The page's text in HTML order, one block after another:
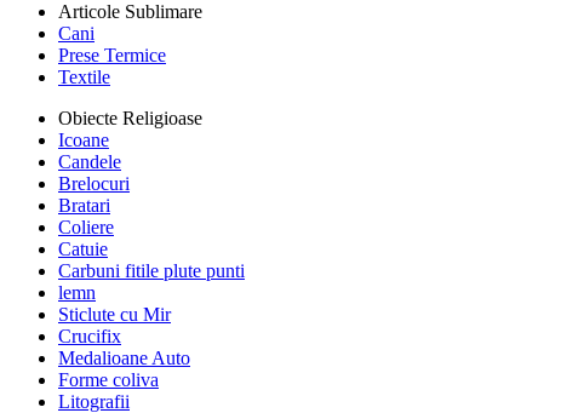
Articole Sublimare
Cani
Prese Termice
Textile
Obiecte Religioase
Icoane
Candele
Brelocuri
Bratari
Coliere
Catuie
Carbuni fitile plute punti
lemn
Sticlute cu Mir
Crucifix
Medalioane Auto
Forme coliva
Litografii